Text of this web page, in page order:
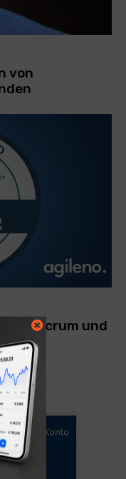
von
zu Scrum und